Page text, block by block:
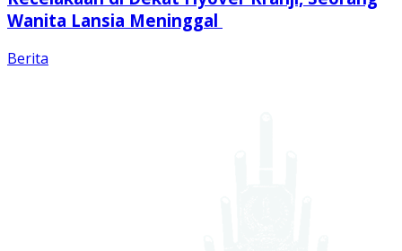
Wanita Lansia Meninggal
Berita